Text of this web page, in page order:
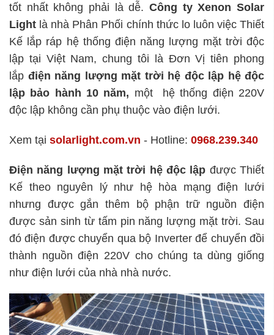
tốt nhất không phải là dễ. Công ty Xenon Solar
Light là nhà Phân Phối chính thức lo luôn việc Thiết
Kế lắp ráp hệ thống điện năng lượng mặt trời độc
lập tại Việt Nam, chung tôi là Đơn Vị tiên phong
lắp điện năng lượng mặt trời hệ độc lập hệ độc
lập bảo hành 10 năm, một hệ thống điện 220V
độc lập không cần phụ thuộc vào điện lưới.
Xem tại solarlight.com.vn - Hotline: 0968.239.340
Điện năng lượng mặt trời hệ độc lập được Thiết
Kế theo nguyên lý như hệ hòa mạng điện lưới
nhưng được gắn thêm bộ phận trữ nguồn điện
được sản sinh từ tấm pin năng lượng mặt trời. Sau
đó điện được chuyển qua bộ Inverter để chuyển đồi
thành nguồn điện 220V cho chúng ta dùng giống
như điện lưới của nhà nhà nước.